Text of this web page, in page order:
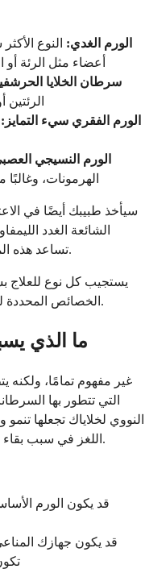
الورم الغدي: النوع
أعضاء مثل الرئة أو
سرطان الخلايا
الورم الفقري سيء التمايز:
الورم النسيجي
الهرمونات،
سيأخذ طبيبك أيضًا في
الشائعة الغدد
تساعد هذه المعلومات في إنشاء خطة علاجك الشخصية.
يستجيب كل نوع للعلاج
الخصائص المحددة لخلايا السرطان لديك أمر مهم جدًا لرعايتك.
ما الذي
التي تتطور بها
النووي لخلاياك تجعلها
اللغز في سبب بقاء الورم الأصلي مخفيًا أو غير قابل للاكتشاف.
قد يكون الورم
قد يكون جهازك